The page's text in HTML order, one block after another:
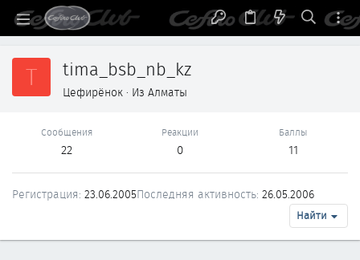
T tima_bsb_nb_kz
Цефирёнок · Из Алматы
Сообщения
22
Реакции
0
Баллы
11
Регистрация 23.06.2005Последняя активность 26.05.2006
Найти